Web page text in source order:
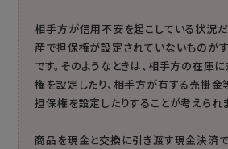
相手方が信用不安を起こしている状況だ
産で担保権が設定されていないものが
です。そのようなときは、相手方の在庫
権を設定したり、相手方が有する売掛
担保権を設定したりすることが考えられま
商品を現金と交換に引き渡す現金決済